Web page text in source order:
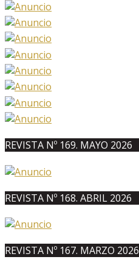
REVISTA Nº 169. MAYO 2026
REVISTA Nº 168. ABRIL 2026
REVISTA Nº 167. MARZO 2026